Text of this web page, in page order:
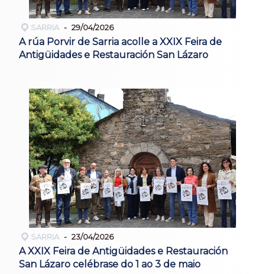
SARRIA 29/04/2026
A rúa Porvir de Sarria acolle a XXIX Feira de
Antigüidades e Restauración San Lázaro
SARRIA 23/04/2026
A XXIX Feira de Antigüidades e Restauración
San Lázaro celébrase do 1 ao 3 de maio